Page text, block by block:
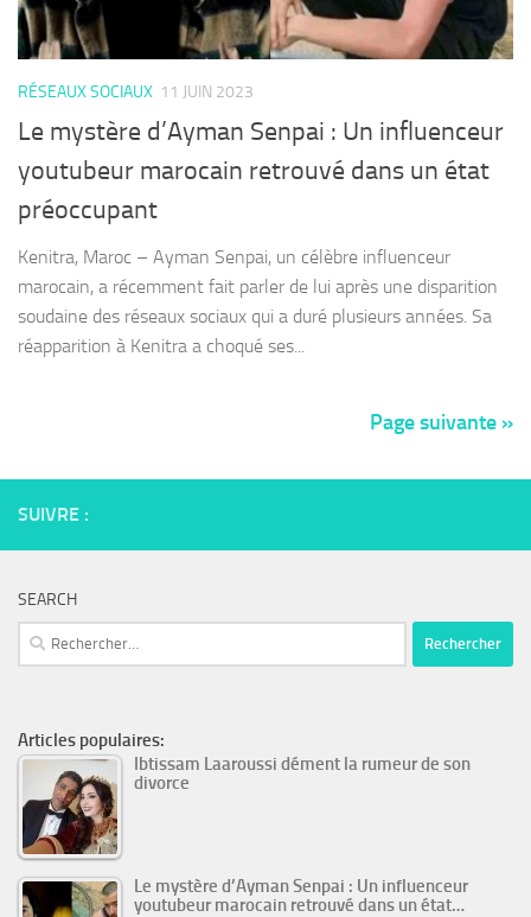
RÉSEAUX SOCIAUX 11 JUIN 2023
Le mystère d’Ayman Senpai : Un influenceur
youtubeur marocain retrouvé dans un état
préoccupant
Kenitra, Maroc – Ayman Senpai, un célèbre influenceur
marocain, a récemment fait parler de lui après une disparition
soudaine des réseaux sociaux qui a duré plusieurs années. Sa
réapparition à Kenitra a choqué ses...
Page suivante »
SUIVRE :
SEARCH
Rechercher :
Articles populaires:
Ibtissam Laaroussi dément la rumeur de son
divorce
Le mystère d’Ayman Senpai : Un influenceur
youtubeur marocain retrouvé dans un état…